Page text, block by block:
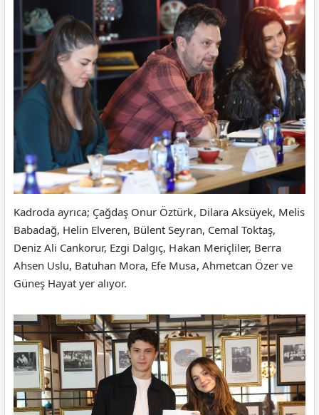
Kadroda ayrıca; Çağdaş Onur Öztürk, Dilara Aksüyek, Melis
Babadağ, Helin Elveren, Bülent Seyran, Cemal Toktaş,
Deniz Ali Cankorur, Ezgi Dalgıç, Hakan Meriçliler, Berra
Ahsen Uslu, Batuhan Mora, Efe Musa, Ahmetcan Özer ve
Güneş Hayat yer alıyor.